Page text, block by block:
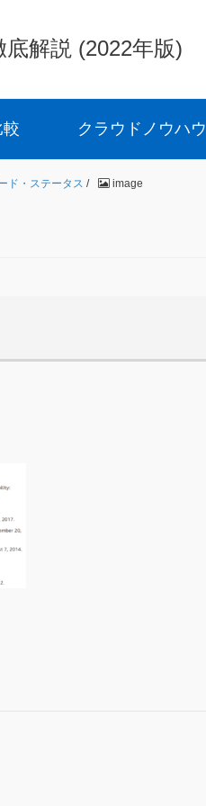
解説 (2022年版)
較 クラウドノウハウ
ド・ステータス / image